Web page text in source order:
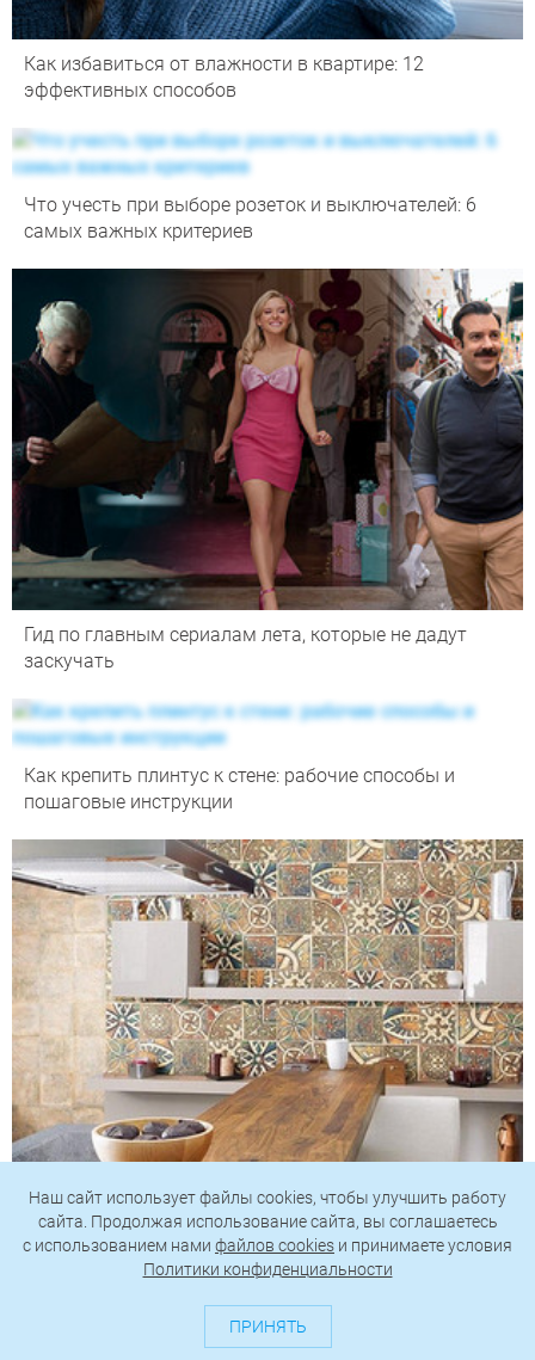
Как избавиться от влажности в квартире: 12
эффективных способов
Что учесть при выборе розеток и выключателей: 6
самых важных критериев
Гид по главным сериалам лета, которые не дадут
заскучать
Как крепить плинтус к стене: рабочие способы и
пошаговые инструкции
Винтажная плитка — модная тенденция нашего
времени
Наш сайт использует файлы cookies, чтобы улучшить работу
сайта. Продолжая использование сайта, вы соглашаетесь
c использованием нами файлов cookies и принимаете условия
Политики конфиденциальности
ПРИНЯТЬ